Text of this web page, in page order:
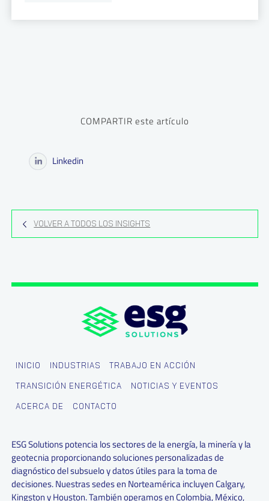
COMPARTIR este artículo
Linkedin
VOLVER A TODOS LOS INSIGHTS
INICIO INDUSTRIAS TRABAJO EN ACCIÓN
TRANSICIÓN ENERGÉTICA NOTICIAS Y EVENTOS
ACERCA DE CONTACTO
ESG Solutions potencia los sectores de la energía, la minería y la
geotecnia proporcionando soluciones personalizadas de
diagnóstico del subsuelo y datos útiles para la toma de
decisiones. Nuestras sedes en Norteamérica incluyen Calgary,
Kingston y Houston. También operamos en Colombia, México,